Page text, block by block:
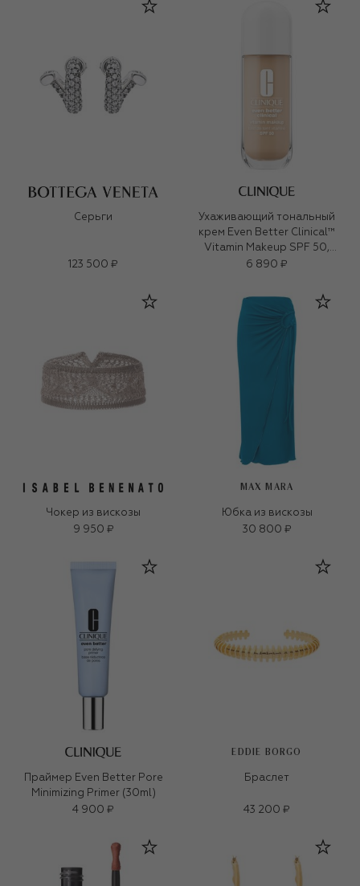
Серьги
123 500 ₽
Ухаживающий тональный
крем Even Better Clinical™
Vitamin Makeup SPF 50,
оттенок Light Cool 2 (30ml)
6 890 ₽
Чокер из вискозы
9 950 ₽
MAX MARA
Юбка из вискозы
30 800 ₽
Праймер Even Better Pore
Minimizing Primer (30ml)
4 900 ₽
EDDIE BORGO
Браслет
43 200 ₽